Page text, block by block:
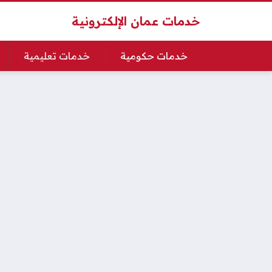
خدمات عمان الإلكترونية
خدمات حكومية خدمات تعليمية